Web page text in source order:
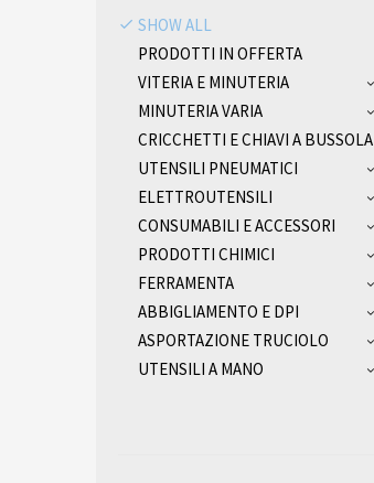
SHOW ALL
PRODOTTI IN OFFERTA
VITERIA E MINUTERIA
MINUTERIA VARIA
CRICCHETTI E CHIAVI A BUSSOLA
UTENSILI PNEUMATICI
ELETTROUTENSILI
CONSUMABILI E ACCESSORI
PRODOTTI CHIMICI
FERRAMENTA
ABBIGLIAMENTO E DPI
ASPORTAZIONE TRUCIOLO
UTENSILI A MANO